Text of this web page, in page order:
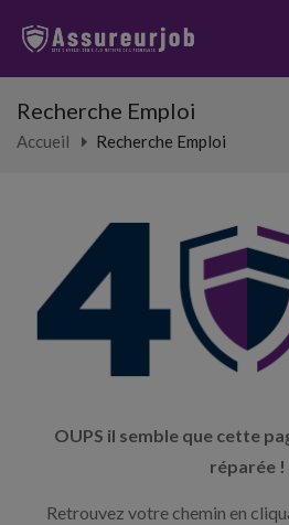
Recherche Emploi
Accueil Recherche Emploi
OUPS il semble que cette
réparée !
Retrouvez votre chemin en